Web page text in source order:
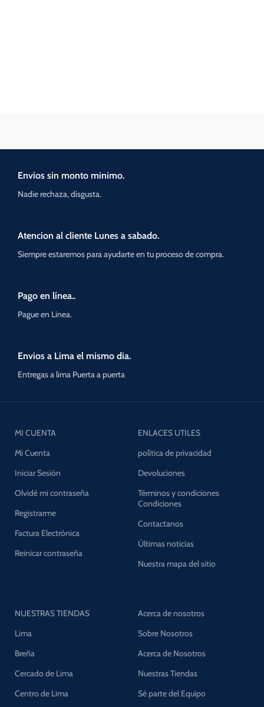
Envios sin monto minimo.
Nadie rechaza, disgusta.
Atencion al cliente Lunes a sabado.
Siempre estaremos para ayudarte en tu proceso de compra.
Pago en línea..
Pague en Linea.
Envios a Lima el mismo dia.
Entregas a lima Puerta a puerta
MI CUENTA
Mi Cuenta
Iniciar Sesión
Olvidé mi contraseña
Registrarme
Factura Electrónica
Reinicar contraseña
ENLACES UTILES
política de privacidad
Devoluciones
Términos y condiciones
Condiciones
Contactanos
Últimas noticias
Nuestra mapa del sitio
NUESTRAS TIENDAS
Lima
Breña
Cercado de Lima
Centro de Lima
Acerca de nosotros
Sobre Nosotros
Acerca de Nosotros
Nuestras Tiendas
Sé parte del Equipo